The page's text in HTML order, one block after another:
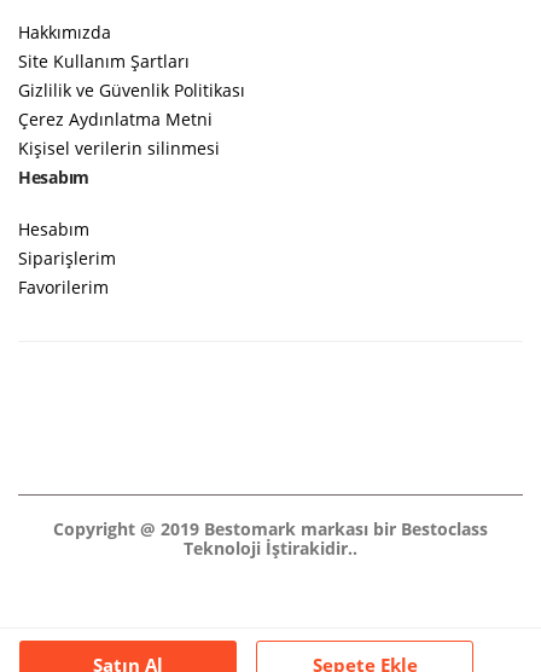
Satın Al Sepete Ekle
Hakkımızda
Site Kullanım Şartları
Gizlilik ve Güvenlik Politikası
Çerez Aydınlatma Metni
Kişisel verilerin silinmesi
Hesabım
Hesabım
Siparişlerim
Favorilerim
Copyright @ 2019 Bestomark markası bir Bestoclass
Teknoloji İştirakidir..